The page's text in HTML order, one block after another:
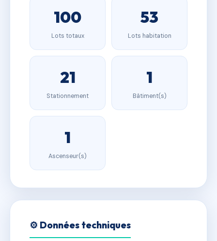
100
Lots totaux
53
Lots habitation
21
Stationnement
1
Bâtiment(s)
1
Ascenseur(s)
⚙️ Données techniques